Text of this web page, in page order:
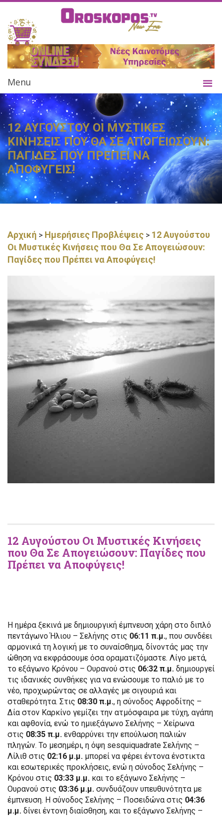
Menu
12 ΑΥΓΟΥΣΤΟΥ ΟΙ ΜΥΣΤΙΚΕΣ
ΚΙΝΗΣΕΙΣ ΠΟΥ ΘΑ ΣΕ ΑΠΟΓΕΙΩΣΟΥΝ:
ΠΑΓΙΔΕΣ ΠΟΥ ΠΡΕΠΕΙ ΝΑ
ΑΠΟΦΥΓΕΙΣ!
Αρχική > Ημερήσιες Προβλέψεις > 12 Αυγούστου
Οι Μυστικές Κινήσεις που Θα Σε Απογειώσουν:
Παγίδες που Πρέπει να Αποφύγεις!
12 Αυγούστου Οι Μυστικές Κινήσεις
που Θα Σε Απογειώσουν: Παγίδες που
Πρέπει να Αποφύγεις!
Η ημέρα ξεκινά με δημιουργική έμπνευση χάρη στο διπλό
πεντάγωνο Ήλιου – Σελήνης στις 06:11 π.μ., που συνδέει
αρμονικά τη λογική με το συναίσθημα, δίνοντάς μας την
ώθηση να εκφράσουμε όσα οραματιζόμαστε. Λίγο μετά,
το εξάγωνο Κρόνου – Ουρανού στις 06:32 π.μ. δημιουργεί
τις ιδανικές συνθήκες για να ενώσουμε το παλιό με το
νέο, προχωρώντας σε αλλαγές με σιγουριά και
σταθερότητα. Στις 08:30 π.μ., η σύνοδος Αφροδίτης –
Δία στον Καρκίνο γεμίζει την ατμόσφαιρα με τύχη, αγάπη
και αφθονία, ενώ το ημιεξάγωνο Σελήνης – Χείρωνα
στις 08:35 π.μ. ενθαρρύνει την επούλωση παλιών
πληγών. Το μεσημέρι, η όψη sesquiquadrate Σελήνης –
Λίλιθ στις 02:16 μ.μ. μπορεί να φέρει έντονα ένστικτα
και εσωτερικές προκλήσεις, ενώ η σύνοδος Σελήνης –
Κρόνου στις 03:33 μ.μ. και το εξάγωνο Σελήνης –
Ουρανού στις 03:36 μ.μ. συνδυάζουν υπευθυνότητα με
έμπνευση. Η σύνοδος Σελήνης – Ποσειδώνα στις 04:36
μ.μ. δίνει έντονη διαίσθηση, και το εξάγωνο Σελήνης –